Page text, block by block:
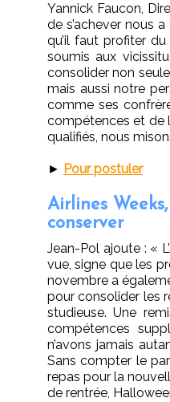
Yannick Faucon,
de s’achever nous
qu’il faut profiter
soumis aux
consolider non
mais aussi notre
comme ses
compétences et de
qualifiés, nous
► Pour postuler
Airlines
conserver
Jean-Pol ajoute : «
vue, signe que les
novembre a
pour consolider les
studieuse. Une
compétences
n’avons jamais
Sans compter le
repas pour la
de rentrée,